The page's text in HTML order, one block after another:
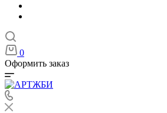
0
Оформить заказ